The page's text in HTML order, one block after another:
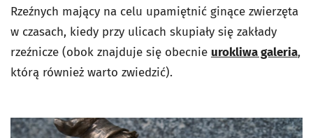
Rzeźnych mający na celu upamiętnić ginące zwierzęta
w czasach, kiedy przy ulicach skupiały się zakłady
rzeźnicze (obok znajduje się obecnie urokliwa galeria,
którą również warto zwiedzić).